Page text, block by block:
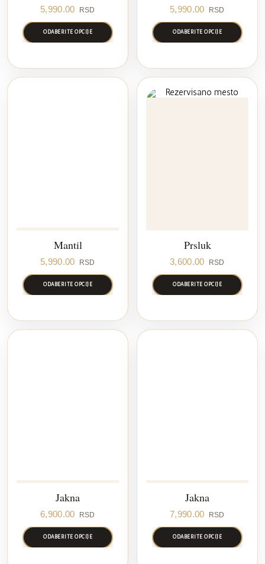
5,990.00 RSD
ODABERITE OPCIJE
5,990.00 RSD
ODABERITE OPCIJE
Mantil
5,990.00 RSD
ODABERITE OPCIJE
Prsluk
3,600.00 RSD
ODABERITE OPCIJE
Jakna
6,900.00 RSD
ODABERITE OPCIJE
Jakna
7,990.00 RSD
ODABERITE OPCIJE